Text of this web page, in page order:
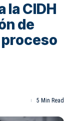
la CIDH
de
5 Min Read